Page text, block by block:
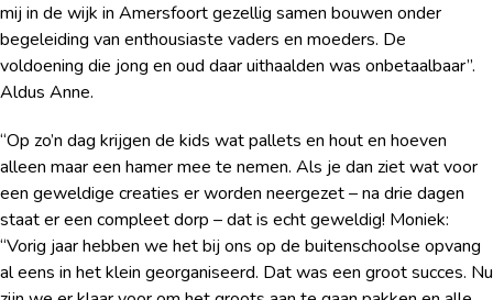
mij in de wijk in Amersfoort gezellig samen bouwen onder
begeleiding van enthousiaste vaders en moeders. De
voldoening die jong en oud daar uithaalden was onbetaalbaar”.
Aldus Anne.
“Op zo’n dag krijgen de kids wat pallets en hout en hoeven
alleen maar een hamer mee te nemen. Als je dan ziet wat voor
een geweldige creaties er worden neergezet – na drie dagen
staat er een compleet dorp – dat is echt geweldig! Moniek:
“Vorig jaar hebben we het bij ons op de buitenschoolse opvang
al eens in het klein georganiseerd. Dat was een groot succes. Nu